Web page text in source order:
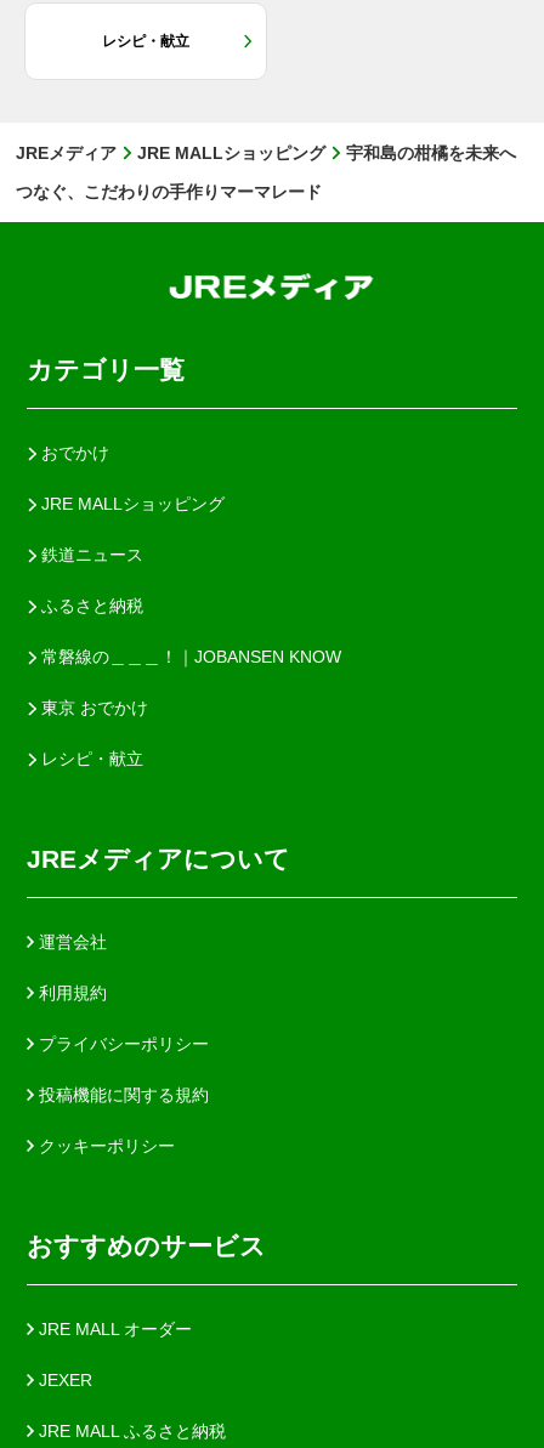
レシピ・献立
JREメディア JRE MALLショッピング
宇和島の柑橘を未来へ
つなぐ、こだわりの手作りマーマレード
カテゴリ一覧
おでかけ
JRE MALLショッピング
鉄道ニュース
ふるさと納税
常磐線の＿＿＿！｜JOBANSEN KNOW
東京 おでかけ
レシピ・献立
JREメディアについて
運営会社
利用規約
プライバシーポリシー
投稿機能に関する規約
クッキーポリシー
おすすめのサービス
JRE MALL オーダー
JEXER
JRE MALL ふるさと納税